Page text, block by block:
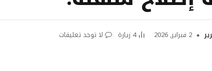
2 فبراير, 2026 4 زيارة لا توجد تعليقات